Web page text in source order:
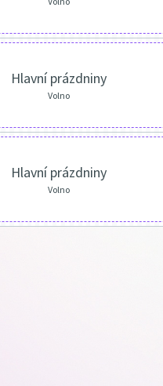
Hlavní prázdniny
Volno
Hlavní prázdniny
Volno